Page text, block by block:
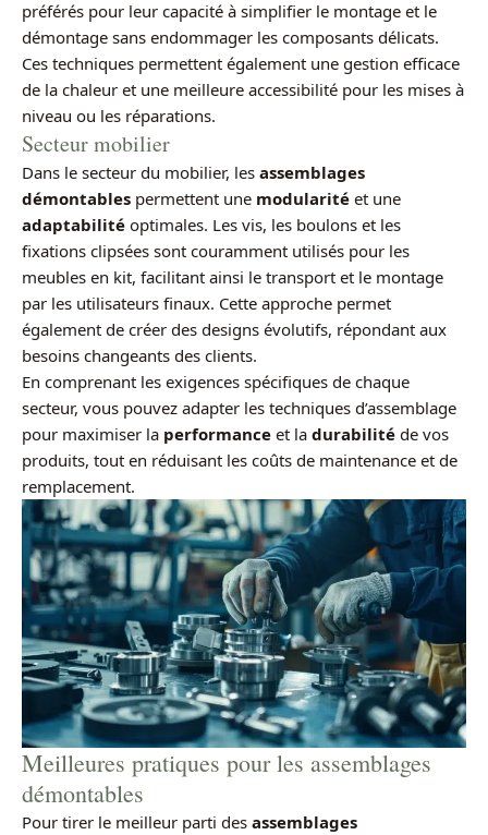
préférés pour leur capacité à simplifier le montage et le
démontage sans endommager les composants délicats.
Ces techniques permettent également une gestion efficace
de la chaleur et une meilleure accessibilité pour les mises à
niveau ou les réparations.
Secteur mobilier
Dans le secteur du mobilier, les assemblages
démontables permettent une modularité et une
adaptabilité optimales. Les vis, les boulons et les
fixations clipsées sont couramment utilisés pour les
meubles en kit, facilitant ainsi le transport et le montage
par les utilisateurs finaux. Cette approche permet
également de créer des designs évolutifs, répondant aux
besoins changeants des clients.
En comprenant les exigences spécifiques de chaque
secteur, vous pouvez adapter les techniques d’assemblage
pour maximiser la performance et la durabilité de vos
produits, tout en réduisant les coûts de maintenance et de
remplacement.
Meilleures pratiques pour les assemblages
démontables
Pour tirer le meilleur parti des assemblages